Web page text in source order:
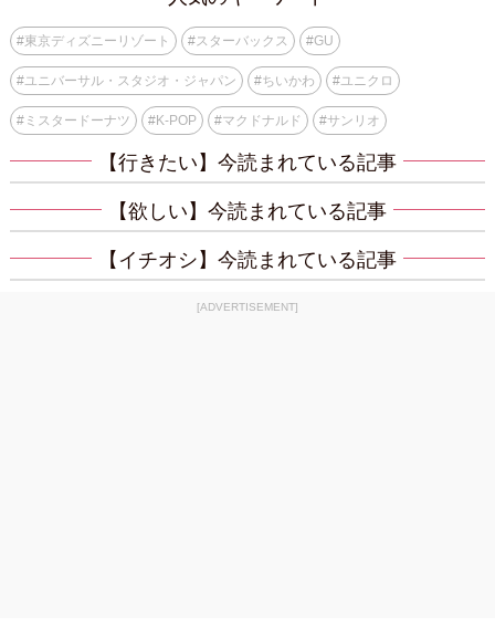
#東京ディズニーリゾート #スターバックス #GU
#ユニバーサル・スタジオ・ジャパン #ちいかわ #ユニクロ
#ミスタードーナツ #K-POP #マクドナルド #サンリオ
【行きたい】今読まれている記事
【欲しい】今読まれている記事
【イチオシ】今読まれている記事
[ADVERTISEMENT]